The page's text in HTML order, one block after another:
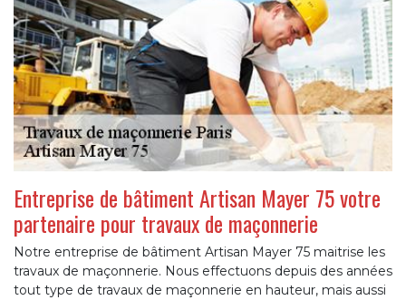
Entreprise de bâtiment Artisan Mayer 75 votre
partenaire pour travaux de maçonnerie
Notre entreprise de bâtiment Artisan Mayer 75 maitrise les
travaux de maçonnerie. Nous effectuons depuis des années
tout type de travaux de maçonnerie en hauteur, mais aussi